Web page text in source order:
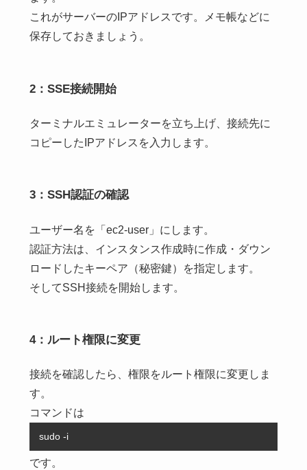
これがサーバーのIPアドレスです。メモ帳などに
保存しておきましょう。
2：SSE接続開始
ターミナルエミュレーターを立ち上げ、接続先に
コピーしたIPアドレスを入力します。
3：SSH認証の確認
ユーザー名を「ec2-user」にします。
認証方法は、インスタンス作成時に作成・ダウン
ロードしたキーペア（秘密鍵）を指定します。
そしてSSH接続を開始します。
4：ルート権限に変更
接続を確認したら、権限をルート権限に変更しま
す。
コマンドは
sudo -i
です。